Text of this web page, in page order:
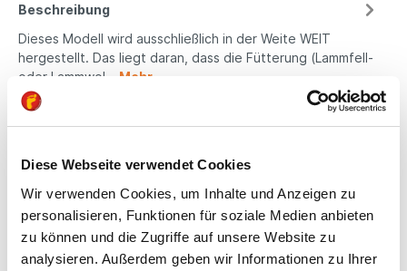
Diese Webseite verwendet Cookies
Wir verwenden Cookies, um Inhalte und Anzeigen zu
personalisieren, Funktionen für soziale Medien anbieten
zu können und die Zugriffe auf unsere Website zu
analysieren. Außerdem geben wir Informationen zu Ihrer
Beschreibung
Dieses Modell wird ausschließlich in der Weite WEIT
hergestellt. Das liegt daran, dass die Fütterung (Lammfell-
oder Lammwol… Mehr
Eigenschaften
Kindgerechte
Passform